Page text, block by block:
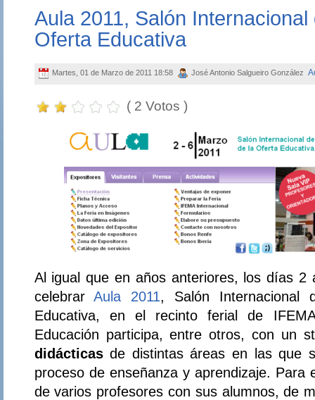
Aula 2011, Salón
Oferta Educativa
Martes, 01 de Marzo de 2011 18:58 José Antonio Salgueiro González
( 2 Votos )
Al igual que en años anteriores, los días
celebrarAula 2011, Salón Internacional
Educativa, en el recinto ferial de
Educación participa, entre otros, con un
didácticasde distintas áreas en las que
proceso de enseñanza y aprendizaje. Para
de varios profesores con sus alumnos, de